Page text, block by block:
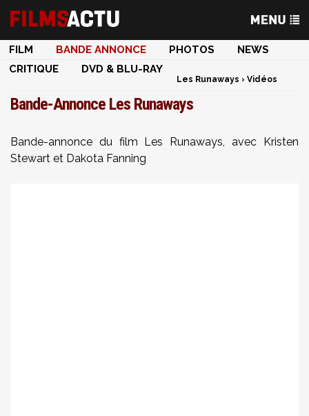
FILM BANDE ANNONCE PHOTOS
NEWS
CRITIQUE
DVD & BLU-RAY
Les Runaways › Vidéos
Bande-Annonce Les Runaways
Bande-annonce du film Les Runaways, avec Kristen
Stewart et Dakota Fanning